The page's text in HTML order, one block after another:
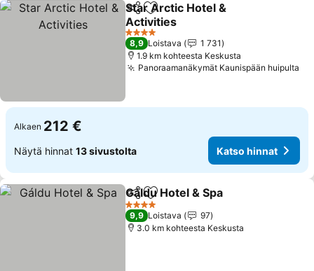
Jaa Lisää suosikkeihin
Star Arctic Hotel &
Activities
Katso hinnat
4 Tähtiluokitus
8,9 Loistava
1 731
1.9 km kohteesta Keskusta
Panoraamanäkymät Kaunispään huipulta
Alkaen 212 €
Näytä hinnat 13 sivustolta Katso hinnat
Jaa Lisää suosikkeihin
Gáldu Hotel & Spa
4 Tähtiluokitus
9,9 Loistava
97
3.0 km kohteesta Keskusta